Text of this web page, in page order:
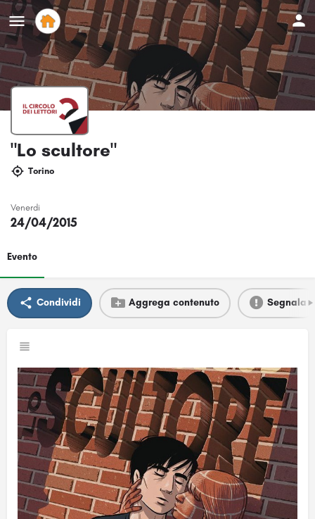
"Lo scultore"
Torino
Venerdi
24/04/2015
Evento
Condividi Aggrega contenuto Segnala